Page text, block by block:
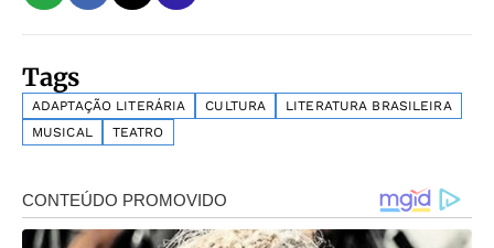
Tags
ADAPTAÇÃO LITERÁRIA CULTURA
LITERATURA BRASILEIRA
MUSICAL
TEATRO